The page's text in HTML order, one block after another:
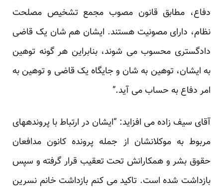
دفاع، مطابق قانون مصوب مجمع تشخیص مصلحت
نظام، دارای مصونیت هستند. ایشان هم شان یک قاضی
دادگستری محسوب می شوند، بنابراین هر گونه توهین
به ایشان، توهین به شان و جایگاه یک قاضی و توهین به
امر دفاع به حساب می آید.”
آقای سیف زاده می افزاید: “ایشان در ارتباط با پرونده­های
مربوط به موکلانشان از جمله پرونده کانون مدافعان
حقوق بشر و همکارانش تحت تعقیب قرار گرفته و سپس
بازداشت شده است. تاکید می کنم بازداشت خانم نسرین